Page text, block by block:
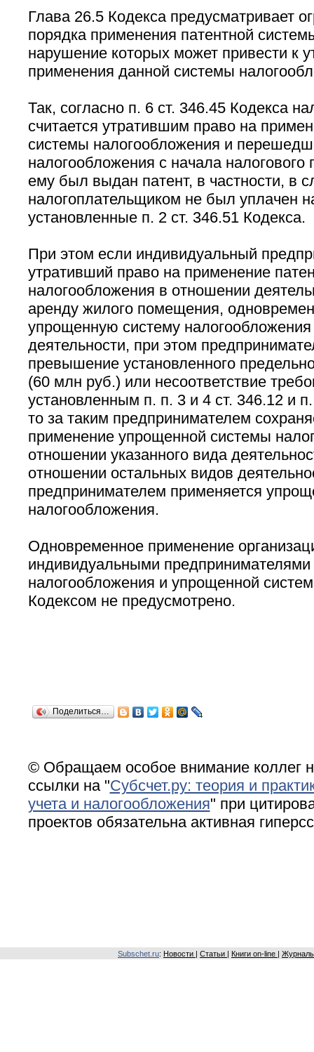
Глава 26.5 Кодекса предусматривает
порядка применения патентной
нарушение которых может привести к
применения данной системы
Так, согласно п. 6 ст. 346.45 Кодекса
считается утратившим право на
системы налогообложения и
налогообложения с начала налогового
ему был выдан патент, в частности, в
налогоплательщиком не был уплачен
установленные п. 2 ст. 346.51 Кодекса.
При этом если индивидуальный
утративший право на применение
налогообложения в отношении
аренду жилого помещения,
упрощенную систему
деятельности, при этом
превышение установленного
(60 млн руб.) или несоответствие
установленным п. п. 3 и 4 ст. 346.12 и
то за таким предпринимателем
применение упрощенной системы
отношении указанного вида
отношении остальных видов
предпринимателем применяется
налогообложения.
Одновременное применение
индивидуальными
налогообложения и упрощенной
Кодексом не предусмотрено.
Поделиться…
© Обращаем особое внимание коллег
ссылки на "Субсчет.ру: теория и
учета и налогообложения" при
проектов обязательна активная
Subschet.ru: Новости Статьи Книги on-line